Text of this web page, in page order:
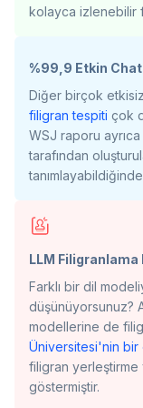
kolayca izlenebilir
%99,9 Etkin
Diğer birçok etkisiz
filigran tespiti çok
WSJ raporu
tarafından
LLM
Farklı bir dil
düşünüyorsunuz?
modellerine de
Üniversitesi'nin bir
filigran yerleştirme
göstermiştir.